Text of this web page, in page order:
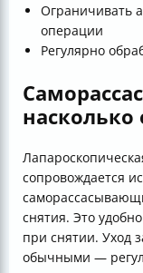
Ограничивать
операции
Регулярно
насколько
сопровождается
снятия. Это
при снятии. Уход
обычными —